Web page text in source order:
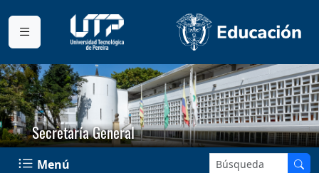
Secretaría General
Menú Buscar en el sitio: